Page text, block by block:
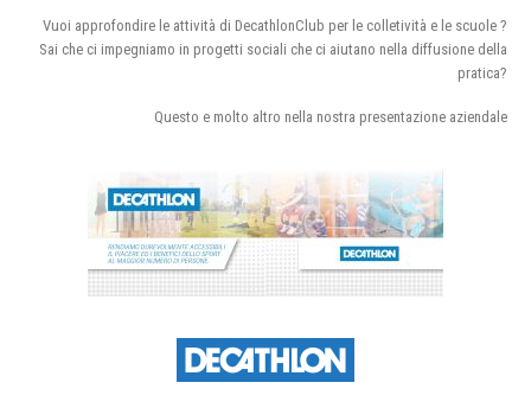
Vuoi approfondire le attività di DecathlonClub per le colletività e le scuole ?
Sai che ci impegniamo in progetti sociali che ci aiutano nella diffusione della
pratica?
Questo e molto altro nella nostra presentazione aziendale